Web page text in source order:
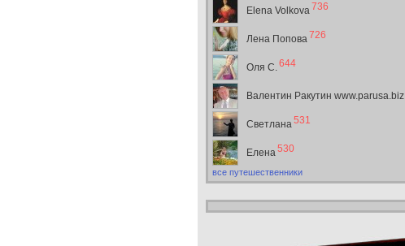
Elena Volkova736
Лена Попова726
Оля С.644
Валентин Ракутин www.parusa.biz
Светлана531
Елена530
все путешественники